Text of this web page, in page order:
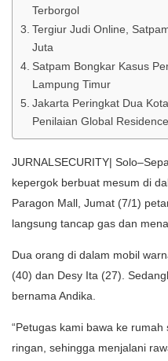
Terborgol
Tergiur Judi Online,
Juta
Satpam Bongkar Kasus
Lampung Timur
Jakarta Peringkat Dua
Penilaian Global
JURNALSECURITY|
kepergok berbuat mesum di
Paragon Mall, Jumat (7/1)
langsung tancap gas dan
Dua orang di dalam mobil
(40) dan Desy Ita (27).
bernama Andika.
“Petugas kami bawa ke
ringan, sehingga menjalani